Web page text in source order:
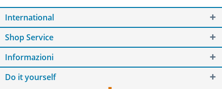
International
Shop Service
Informazioni
Do it yourself